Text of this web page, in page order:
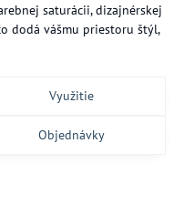
saturácii, dizajnérskej
dodá vášmu priestoru štýl,
Využitie
Objednávky